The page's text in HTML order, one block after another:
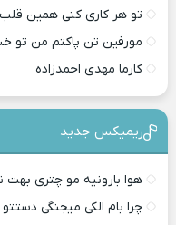
تو هر کاری کنی همین قلب
مورفین تن پاکتم من تو
کارما مهدی احمدزاده
ریمیکس جدید
هوا بارونیه مو چتری
چرا بام الکی میجنگی